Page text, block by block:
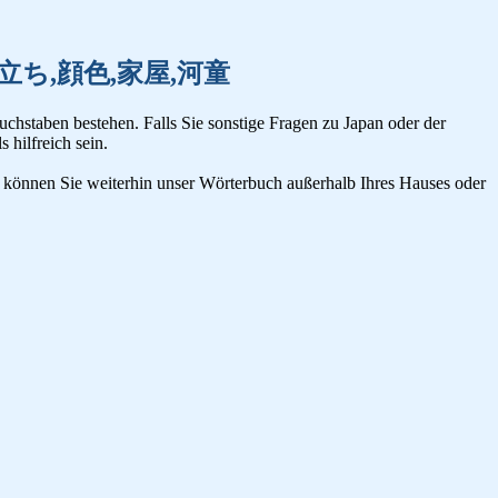
ち,顔色,家屋,河童
bestehen. Falls Sie sonstige Fragen zu Japan oder der
hilfreich sein.
Sie weiterhin unser Wörterbuch außerhalb Ihres Hauses oder